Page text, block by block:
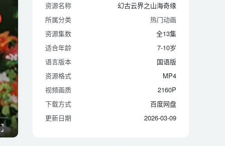
所属分类
热门动画
资源集数
全13集
适合年龄
7-10岁
语言版本
国语版
资源格式
MP4
视频画质
2160P
下载方式
百度网盘
更新日期
2026-03-09
资源名称
幻古云界之山海奇缘
所属分类
热门动画
资源集数
全13集
适合年龄
7-10岁
语言版本
国语版
资源格式
MP4
视频画质
2160P
下载方式
百度网盘
更新日期
2026-03-09